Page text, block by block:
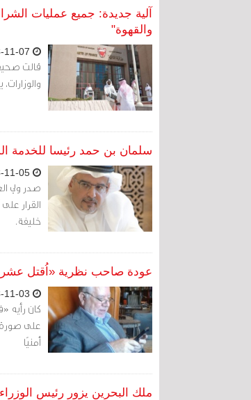
آلية جديدة: جميع عمليات
والقهوة"
قالت
سلمان بن حمد رئيسا للخدمة
صدر ولي
القرار
خليفة.
عودة صاحب نظرية «اُقتل
كان رأيه
على
أمنيًا
ملك البحرين يزور رئيس